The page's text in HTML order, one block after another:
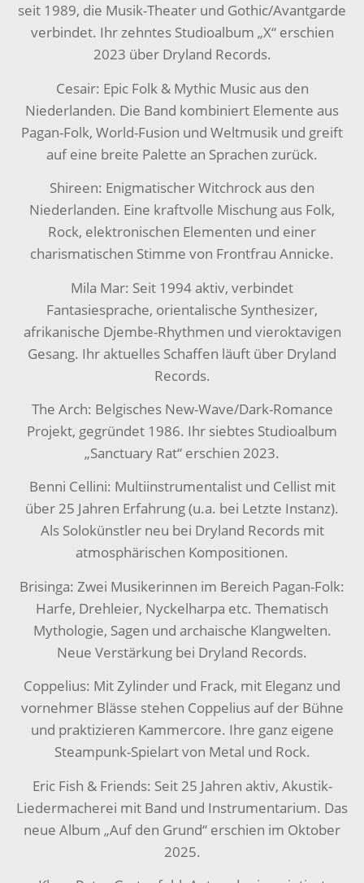
seit 1989, die Musik-Theater und Gothic/Avantgarde
verbindet. Ihr zehntes Studioalbum „X“ erschien
2023 über Dryland Records.
Cesair: Epic Folk & Mythic Music aus den
Niederlanden. Die Band kombiniert Elemente aus
Pagan-Folk, World-Fusion und Weltmusik und greift
auf eine breite Palette an Sprachen zurück.
Shireen: Enigmatischer Witchrock aus den
Niederlanden. Eine kraftvolle Mischung aus Folk,
Rock, elektronischen Elementen und einer
charismatischen Stimme von Frontfrau Annicke.
Mila Mar: Seit 1994 aktiv, verbindet
Fantasiesprache, orientalische Synthesizer,
afrikanische Djembe-Rhythmen und vieroktavigen
Gesang. Ihr aktuelles Schaffen läuft über Dryland
Records.
The Arch: Belgisches New-Wave/Dark-Romance
Projekt, gegründet 1986. Ihr siebtes Studioalbum
„Sanctuary Rat“ erschien 2023.
Benni Cellini: Multiinstrumentalist und Cellist mit
über 25 Jahren Erfahrung (u.a. bei Letzte Instanz).
Als Solokünstler neu bei Dryland Records mit
atmosphärischen Kompositionen.
Brisinga: Zwei Musikerinnen im Bereich Pagan-Folk:
Harfe, Drehleier, Nyckelharpa etc. Thematisch
Mythologie, Sagen und archaische Klangwelten.
Neue Verstärkung bei Dryland Records.
Coppelius: Mit Zylinder und Frack, mit Eleganz und
vornehmer Blässe stehen Coppelius auf der Bühne
und praktizieren Kammercore. Ihre ganz eigene
Steampunk-Spielart von Metal und Rock.
Eric Fish & Friends: Seit 25 Jahren aktiv, Akustik-
Liedermacherei mit Band und Instrumentarium. Das
neue Album „Auf den Grund“ erschien im Oktober
2025.